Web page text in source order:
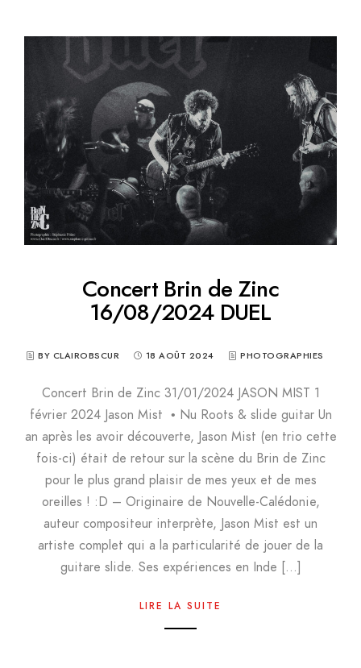
Concert Brin de Zinc
16/08/2024 DUEL
BY CLAIROBSCUR 18 AOÛT 2024 PHOTOGRAPHIES
Concert Brin de Zinc 31/01/2024 JASON MIST 1
février 2024 Jason Mist • Nu Roots & slide guitar Un
an après les avoir découverte, Jason Mist (en trio cette
fois-ci) était de retour sur la scène du Brin de Zinc
pour le plus grand plaisir de mes yeux et de mes
oreilles ! :D – Originaire de Nouvelle-Calédonie,
auteur compositeur interprète, Jason Mist est un
artiste complet qui a la particularité de jouer de la
guitare slide. Ses expériences en Inde […]
LIRE LA SUITE